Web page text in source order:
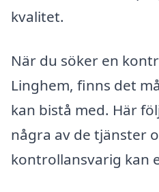
kvalitet.
När du söker en
Linghem, finns det
kan bistå med. Här
några av de tjänster
kontrollansvarig kan